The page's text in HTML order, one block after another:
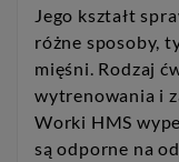
Jego kształt
różne sposoby,
mięśni. Rodzaj
wytrenowania i
Worki HMS
są odporne na